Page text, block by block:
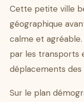
Cette petite ville
géographique
calme et
par les transports
déplacements des
Sur le plan